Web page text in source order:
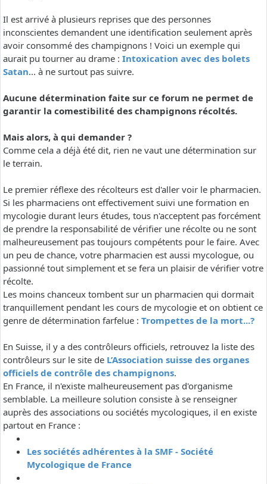
Il est arrivé à plusieurs reprises que des personnes
inconscientes demandent une identification seulement après
avoir consommé des champignons ! Voici un exemple qui
aurait pu tourner au drame : Intoxication avec des bolets
Satan... à ne surtout pas suivre.
Aucune détermination faite sur ce forum ne permet de
garantir la comestibilité des champignons récoltés.
Mais alors, à qui demander ?
Comme cela a déjà été dit, rien ne vaut une détermination sur
le terrain.
Le premier réflexe des récolteurs est d'aller voir le pharmacien.
Si les pharmaciens ont effectivement suivi une formation en
mycologie durant leurs études, tous n'acceptent pas forcément
de prendre la responsabilité de vérifier une récolte ou ne sont
malheureusement pas toujours compétents pour le faire. Avec
un peu de chance, votre pharmacien est aussi mycologue, ou
passionné tout simplement et se fera un plaisir de vérifier votre
récolte.
Les moins chanceux tombent sur un pharmacien qui dormait
tranquillement pendant les cours de mycologie et on obtient ce
genre de détermination farfelue : Trompettes de la mort...?
En Suisse, il y a des contrôleurs officiels, retrouvez la liste des
contrôleurs sur le site de L’Association suisse des organes
officiels de contrôle des champignons.
En France, il n'existe malheureusement pas d'organisme
semblable. La meilleure solution consiste à se renseigner
auprès des associations ou sociétés mycologiques, il en existe
partout en France :
Les sociétés adhérentes à la SMF - Société
Mycologique de France